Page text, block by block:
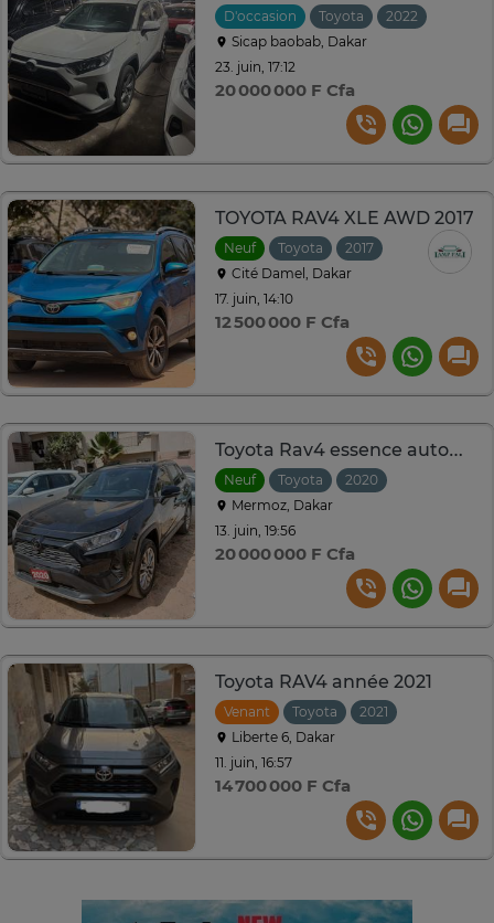
D'occasion Toyota 2022
Sicap baobab, Dakar
23. juin, 17:12
20 000 000 F Cfa
TOYOTA RAV4 XLE AWD 2017
Neuf Toyota 2017
Automatique
Cité Damel, Dakar
17. juin, 14:10
12 500 000 F Cfa
Toyota Rav4 essence automatique
Neuf Toyota 2020
Mermoz, Dakar
13. juin, 19:56
20 000 000 F Cfa
Toyota RAV4 année 2021
Venant Toyota 2021
Liberte 6, Dakar
11. juin, 16:57
14 700 000 F Cfa